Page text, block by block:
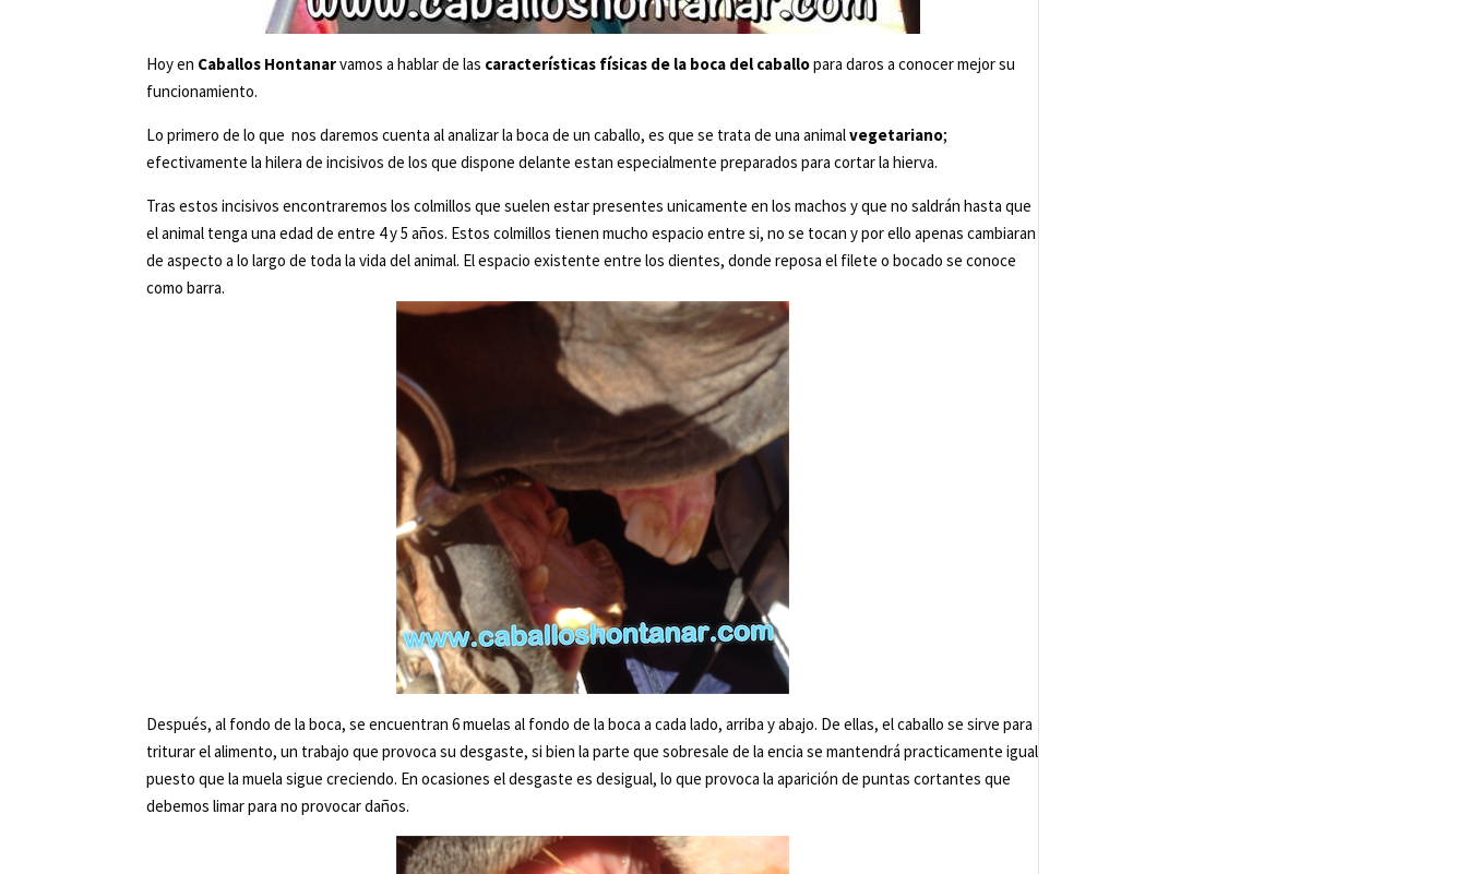
Hoy en Caballos Hontanarvamos a hablar de las características físicas de la boca del caballopara daros a conocer mejor su
funcionamiento.
Lo primero de lo que nos daremos cuenta al analizar la boca de un caballo, es que se trata de una animalvegetariano;
efectivamente la hilera de incisivos de los que dispone delante estan especialmente preparados para cortar la hierva.
Tras estos incisivos encontraremos los colmillos que suelen estar presentes unicamente en los machos y que no saldrán hasta que
el animal tenga una edad de entre 4 y 5 años. Estos colmillos tienen mucho espacio entre si, no se tocan y por ello apenas cambiaran
de aspecto a lo largo de toda la vida del animal. El espacio existente entre los dientes, donde reposa el filete o bocado se conoce
como barra.
Después, al fondo de la boca, se encuentran 6 muelas al fondo de la boca a cada lado, arriba y abajo. De ellas, el caballo se sirve para
triturar el alimento, un trabajo que provoca su desgaste, si bien la parte que sobresale de la encia se mantendrá practicamente igual
puesto que la muela sigue creciendo. En ocasiones el desgaste es desigual, lo que provoca la aparición de puntas cortantes que
debemos limar para no provocar daños.